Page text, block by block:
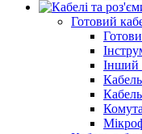
Готовий
Інший